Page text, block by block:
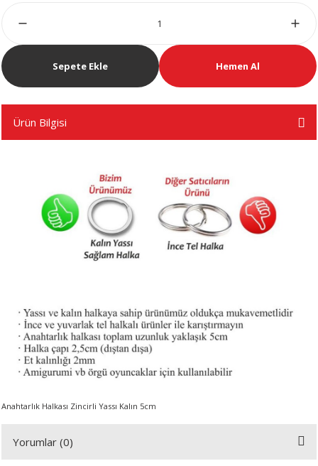
Sepete Ekle Hemen Al
Ürün Bilgisi
Anahtarlık Halkası Zincirli Yassı Kalın 5cm
Yorumlar (0)